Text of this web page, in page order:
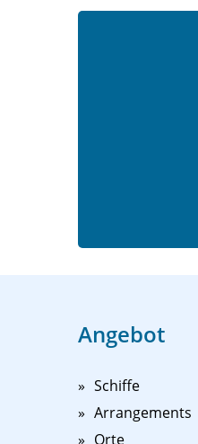
Angebot
Schiffe
Arrangements
Orte